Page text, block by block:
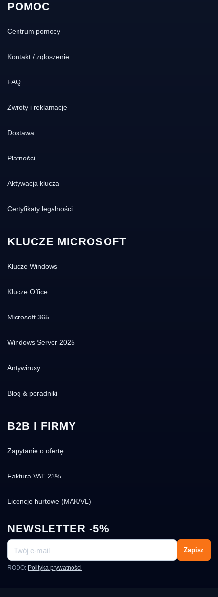
POMOC
Centrum pomocy
Kontakt / zgłoszenie
FAQ
Zwroty i reklamacje
Dostawa
Płatności
Aktywacja klucza
Certyfikaty legalności
KLUCZE MICROSOFT
Klucze Windows
Klucze Office
Microsoft 365
Windows Server 2025
Antywirusy
Blog & poradniki
B2B I FIRMY
Zapytanie o ofertę
Faktura VAT 23%
Licencje hurtowe (MAK/VL)
NEWSLETTER -5%
Zapisz
RODO: Polityka prywatności